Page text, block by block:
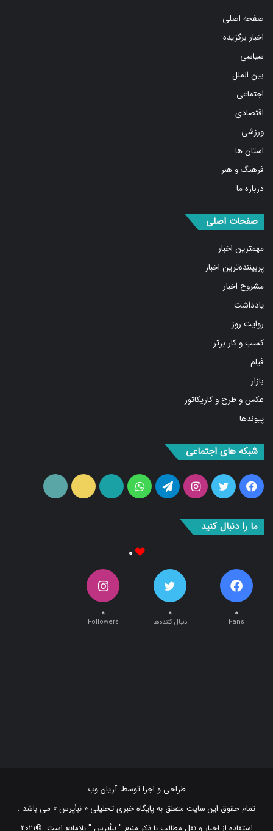
صفحه اصلی
اخبار برگزیده
سیاسی
بین الملل
اجتماعی
اقتصادی
ورزشی
استان ها
فرهنگ و هنر
درباره ما
صفحات اصلی
مهمترین اخبار
پربیننده‌ترین اخبار
مشروح اخبار
یادداشت
روایت روز
کسب و کار برتر
فیلم
بازار
عکس و طرح و کاریکاتور
پیوندها
شبکه های اجتماعی
فیس
توییتر اینستاگرامتلگرام واتس
آپارات ایتا
ما را دنبال کنید
۰
۰
Fans
۰
دنبال کننده‌ها
۰
Followers
طراحی و اجرا توسط:آریان وب
تمام حقوق این سایت متعلق به پایگاه خبری تحلیلی « نبأپرس » می باشد .